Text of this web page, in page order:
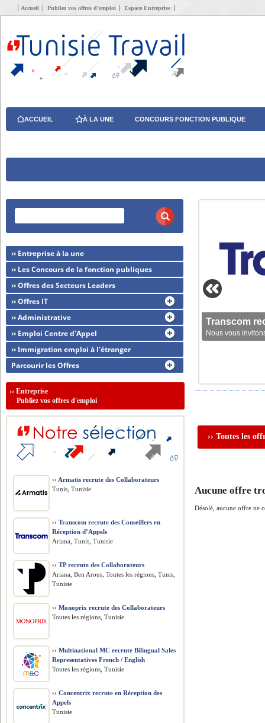
Accueil Publiez vos offres d’emploi Espace Entreprise
ACCUEIL À LA UNE CONCOURS FONCTION PUBLIQUE
Transcom
Nous vous
›› Toutes les
Aucune offre
Désolé, aucune offre ne
›› Entreprise à la une
›› Les Concours de la fonction publiques
›› Offres des Secteurs Leaders
›› Offres IT
›› Administrative
›› Emploi Centre d'Appel
›› Immigration emploi à l'étranger
Parcourir les Offres
››Entreprise
Publiez vos offres d'emploi
›› Armatis recrute des Collaborateurs
Tunis, Tunisie
›› Transcom recrute des Conseillers en
Réception d’Appels
Ariana, Tunis, Tunisie
›› TP recrute des Collaborateurs
Ariana, Ben Arous, Toutes les régions, Tunis,
Tunisie
›› Monoprix recrute des Collaborateurs
Toutes les régions, Tunisie
›› Multinational MC recrute Bilingual Sales
Representatives French / English
Toutes les régions, Tunisie
›› Concentrix recrute en Réception des
Appels
Tunisie